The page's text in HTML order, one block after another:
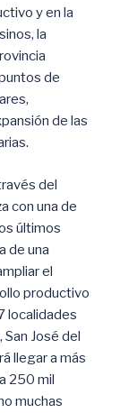
y en la
la
de
de las
del
con una de
últimos
de una
el
productivo
localidades
José del
llegar a más
250 mil
muchas